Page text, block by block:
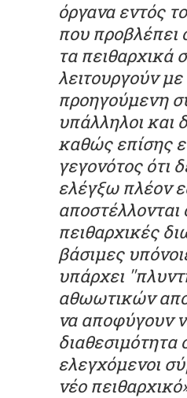
όργανα εντός
που προβλέπει
τα πειθαρχικά
λειτουργούν
προηγούμενη
υπάλληλοι και
καθώς επίσης
γεγονότος ότι
ελέγξω πλέον
αποστέλλονται
πειθαρχικές
βάσιμες
υπάρχει
αθωωτικών
να αποφύγουν
διαθεσιμότητα
ελεγχόμενοι
νέο